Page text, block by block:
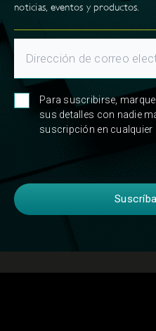
noticias, eventos y productos.
Para suscribirse,
sus detalles con nadie
suscripción en cualquier